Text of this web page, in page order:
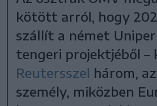
kötött arról, hogy
szállít a német
tengeri projektjéből –
Reutersszel három,
személy, miközben